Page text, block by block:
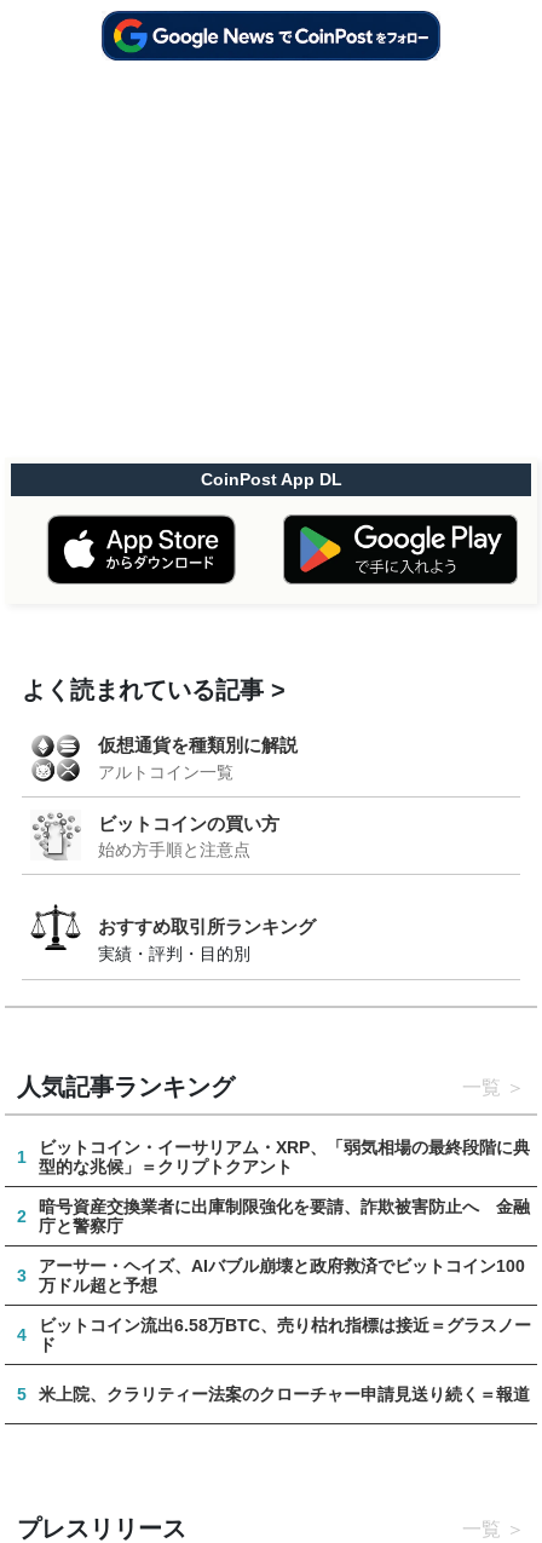
CoinPost App DL
よく読まれている記事
仮想通貨を種類別に解説
アルトコイン一覧
ビットコインの買い方
始め方手順と注意点
おすすめ取引所ランキング
実績・評判・目的別
人気記事ランキング 一覧
1
ビットコイン・イーサリアム・XRP、「弱気相場の最終段階に典
型的な兆候」＝クリプトクアント
2
暗号資産交換業者に出庫制限強化を要請、詐欺被害防止へ 金融
庁と警察庁
3
アーサー・ヘイズ、AIバブル崩壊と政府救済でビットコイン100
万ドル超と予想
4
ビットコイン流出6.58万BTC、売り枯れ指標は接近＝グラスノー
ド
5 米上院、クラリティー法案のクローチャー申請見送り続く＝報道
プレスリリース 一覧